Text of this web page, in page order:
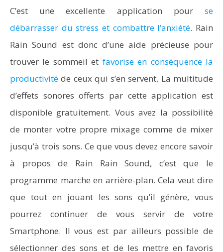
C’est une excellente application pour se
débarrasser du stress et combattre l’anxiété. Rain
Rain Sound est donc d’une aide précieuse pour
trouver le sommeil et favorise en conséquence la
productivité de ceux qui s’en servent. La multitude
d’effets sonores offerts par cette application est
disponible gratuitement. Vous avez la possibilité
de monter votre propre mixage comme de mixer
jusqu’à trois sons. Ce que vous devez encore savoir
à propos de Rain Rain Sound, c’est que le
programme marche en arrière-plan. Cela veut dire
que tout en jouant les sons qu’il génère, vous
pourrez continuer de vous servir de votre
Smartphone. Il vous est par ailleurs possible de
sélectionner des sons et de les mettre en favoris